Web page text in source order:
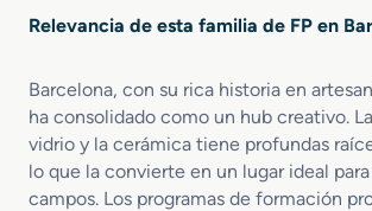
Relevancia de esta familia de FP en
Barcelona, con su rica historia en
ha consolidado como un hub creativo.
vidrio y la cerámica tiene profundas
lo que la convierte en un lugar ideal
campos. Los programas de formación